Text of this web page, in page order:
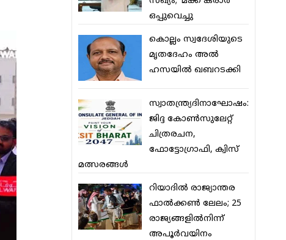
ഒപ്പുവെച്ചു
കൊല്ലം സ്വദേശിയുടെ
മൃതദേഹം അല്‍
ഹസയില്‍ ഖബറടക്കി
സ്വാതന്ത്ര്യദിനാഘോഷം:
ജിദ്ദ കോണ്‍സുലേറ്റ്
ചിത്രരചന,
ഫോട്ടോഗ്രാഫി, ക്വിസ്
മത്സരങ്ങള്‍
റിയാദില്‍ രാജ്യാന്തര
ഫാല്‍ക്കണ്‍ ലേലം; 25
രാജ്യങ്ങളില്‍നിന്ന്
അപൂര്‍വയിനം